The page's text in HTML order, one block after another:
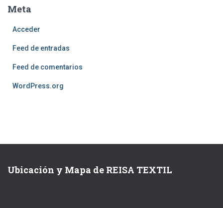
Meta
Acceder
Feed de entradas
Feed de comentarios
WordPress.org
Ubicación y Mapa de REISA TEXTIL